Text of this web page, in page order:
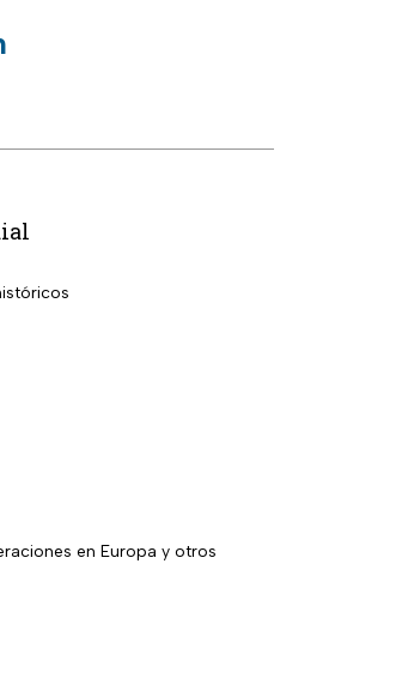
en Europa y otros